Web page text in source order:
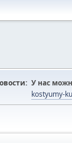
У нас
kostyumy-